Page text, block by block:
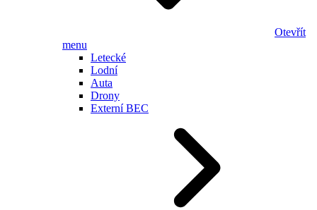
Otevřít
menu
Letecké
Lodní
Auta
Drony
Externí BEC